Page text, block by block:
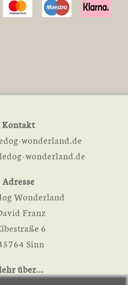
Kontakt
wonderland.de
wonderland.de
Adresse
Wonderland
Franz
6
Sinn
über...